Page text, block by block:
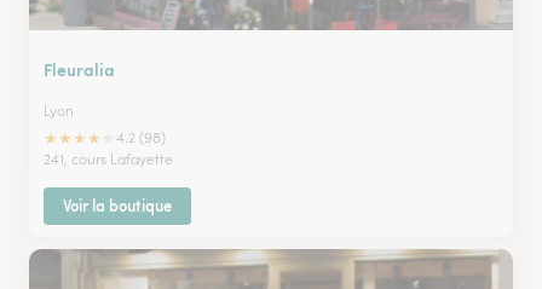
Fleuralia
Lyon
★★★★
4.2 (98)
241, cours Lafayette
Voir la boutique